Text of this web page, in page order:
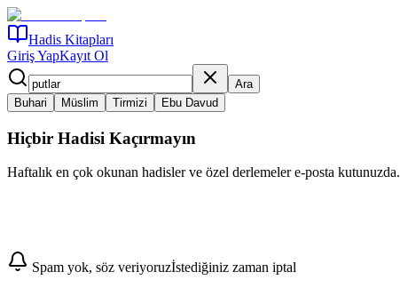
Hadis Kitapları
Giriş YapKayıt Ol
Ara
Buhari
Müslim Tirmizi Ebu Davud
Hiçbir Hadisi Kaçırmayın
Haftalık en çok okunan hadisler ve özel derlemeler e-posta kutunuzda.
Abone Ol
Spam yok, söz veriyoruzİstediğiniz zaman iptal